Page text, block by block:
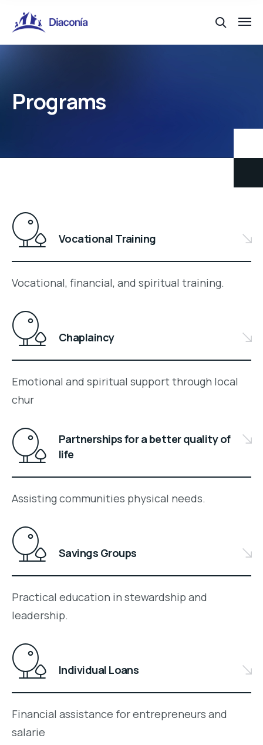
Programs
Vocational Training
Vocational, financial, and spiritual training.
Chaplaincy
Emotional and spiritual support through local
chur
Partnerships for a better quality of
life
Assisting communities physical needs.
Savings Groups
Practical education in stewardship and
leadership.
Individual Loans
Financial assistance for entrepreneurs and
salarie